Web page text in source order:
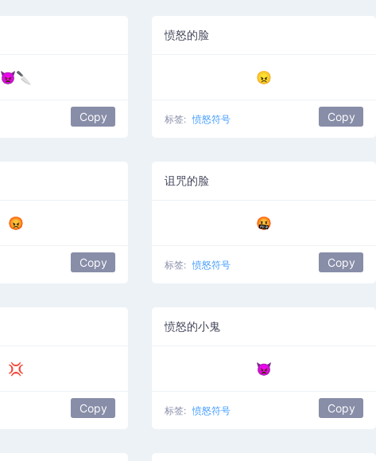
👿🔪
Copy
愤怒的脸
😠
标签: 愤怒符号 Copy
😡
Copy
诅咒的脸
🤬
标签: 愤怒符号 Copy
💢
Copy
愤怒的小鬼
👿
标签: 愤怒符号 Copy